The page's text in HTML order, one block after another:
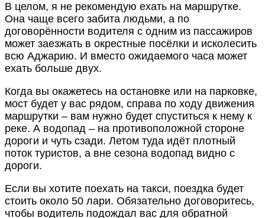
В целом, я не рекомендую ехать на маршрутке.
Она чаще всего забита людьми, а по
договорённости водителя с одним из пассажиров
может заезжать в окрестные посёлки и исколесить
всю Аджарию. И вместо ожидаемого часа может
ехать больше двух.
Когда вы окажетесь на остановке или на парковке,
мост будет у вас рядом, справа по ходу движения
маршрутки – вам нужно будет спуститься к нему к
реке. А водопад – на противоположной стороне
дороги и чуть сзади. Летом туда идёт плотный
поток туристов, а вне сезона водопад видно с
дороги.
Если вы хотите поехать на такси, поездка будет
стоить около 50 лари. Обязательно договоритесь,
чтобы водитель подождал вас для обратной